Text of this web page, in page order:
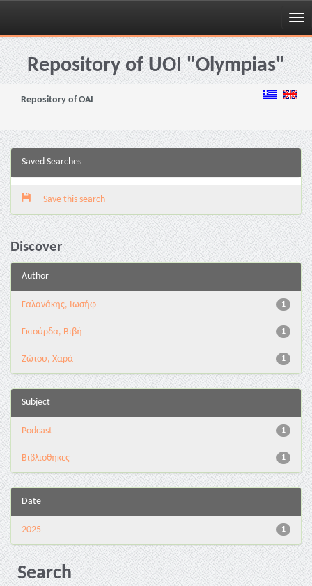
Skip
navigationRepository of UOI "Olympias"
Repository of OAI
Saved Searches
Save this search
Discover
Author
1
Γαλανάκης, Ιωσήφ
1
Γκιούρδα, Βιβή
1
Ζώτου, Χαρά
Subject
1
Podcast
1
Βιβλιοθήκες
Date
1
2025
Search